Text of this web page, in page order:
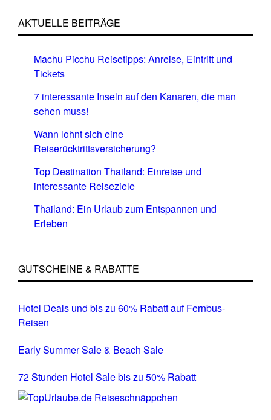
AKTUELLE BEITRÄGE
Machu Picchu Reisetipps: Anreise, Eintritt und
Tickets
7 interessante Inseln auf den Kanaren, die man
sehen muss!
Wann lohnt sich eine
Reiserücktrittsversicherung?
Top Destination Thailand: Einreise und
interessante Reiseziele
Thailand: Ein Urlaub zum Entspannen und
Erleben
GUTSCHEINE & RABATTE
Hotel Deals und bis zu 60% Rabatt auf Fernbus-
Reisen
Early Summer Sale & Beach Sale
72 Stunden Hotel Sale bis zu 50% Rabatt